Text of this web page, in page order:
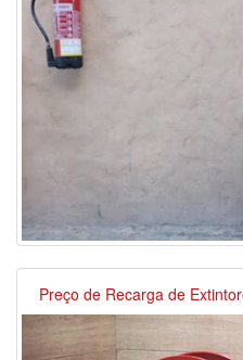
Preço de Recarga de